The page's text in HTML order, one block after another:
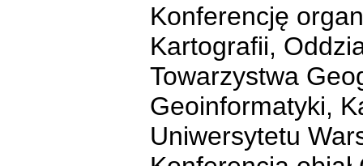
Konferencję
Kartografii,
Towarzystwa
Geoinformatyki,
Uniwersytetu